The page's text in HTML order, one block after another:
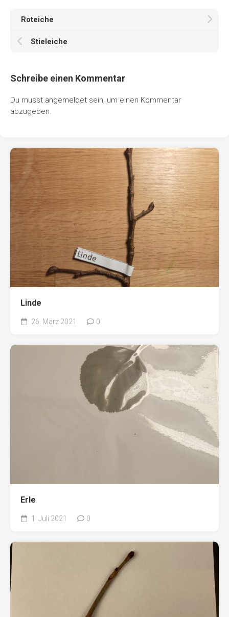
Roteiche
Stieleiche
Schreibe einen Kommentar
Du musst angemeldet sein, um einen Kommentar
abzugeben.
Linde
26. März 2021 0
Erle
1. Juli 2021 0